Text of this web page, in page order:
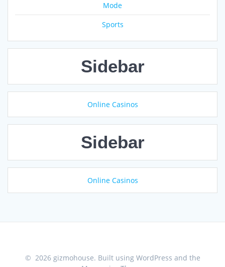
Mode
Sports
Sidebar
Online Casinos
Sidebar
Online Casinos
© 2026 gizmohouse. Built using WordPress and the